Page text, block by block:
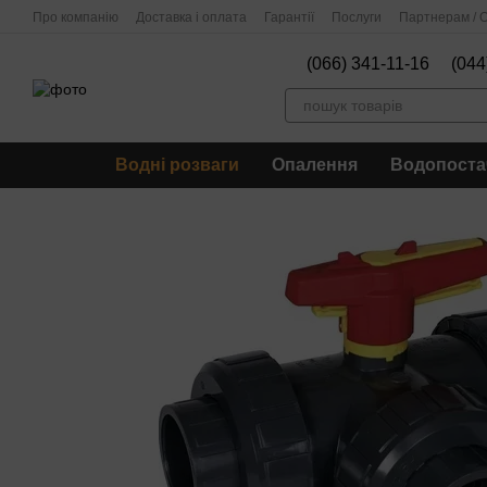
Перейти до основного контенту
Про компанію Доставка і оплата Гарантії Послуги Партнерам /
(066) 341-11-16
Водні розваги Опалення